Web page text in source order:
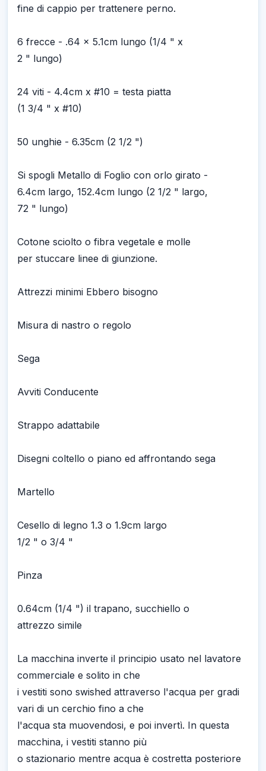
fine di cappio per trattenere perno.
6 frecce - .64 x 5.1cm lungo (1/4 " x
2 " lungo)
24 viti - 4.4cm x #10 = testa piatta
(1 3/4 " x #10)
50 unghie - 6.35cm (2 1/2 ")
Si spogli Metallo di Foglio con orlo girato -
6.4cm largo, 152.4cm lungo (2 1/2 " largo,
72 " lungo)
Cotone sciolto o fibra vegetale e molle
per stuccare linee di giunzione.
Attrezzi minimi Ebbero bisogno
Misura di nastro o regolo
Sega
Avviti Conducente
Strappo adattabile
Disegni coltello o piano ed affrontando sega
Martello
Cesello di legno 1.3 o 1.9cm largo
1/2 " o 3/4 "
Pinza
0.64cm (1/4 ") il trapano, succhiello o
attrezzo simile
La macchina inverte il principio usato nel lavatore
commerciale e solito in che
i vestiti sono swished attraverso l'acqua per gradi
vari di un cerchio fino a che
l'acqua sta muovendosi, e poi invertì. In questa
macchina, i vestiti stanno più
o stazionario mentre acqua è costretta posteriore